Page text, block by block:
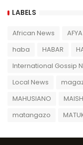
LABELS
African News AFYA
haba
HABAR
International Gossip
Local News
MAHUSIANO
matangazo